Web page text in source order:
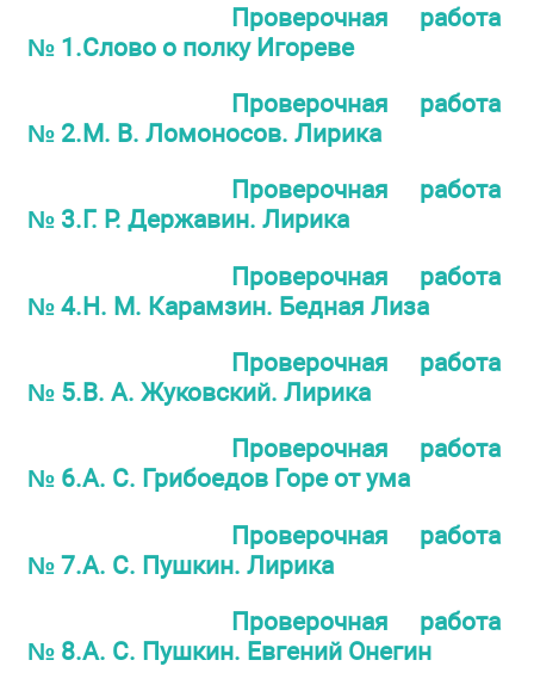
Проверочная работа
№ 1.Слово о полку Игореве
Проверочная работа
№ 2.М. В. Ломоносов. Лирика
Проверочная работа
№ 3.Г. Р. Державин. Лирика
Проверочная работа
№ 4.Н. М. Карамзин. Бедная Лиза
Проверочная работа
№ 5.В. А. Жуковский. Лирика
Проверочная работа
№ 6.А. С. Грибоедов Горе от ума
Проверочная работа
№ 7.А. С. Пушкин. Лирика
Проверочная работа
№ 8.А. С. Пушкин. Евгений Онегин